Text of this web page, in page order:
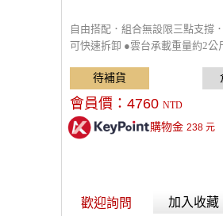
自由搭配．組合無設限三點支撐
可快速拆卸 ●雲台承載重量約2公
不易鬆動 ●可固定於光滑平面上
玻璃窗、廠房機台
會員價： 4760 NTD
購物金 238元
歡迎詢問 加入收藏